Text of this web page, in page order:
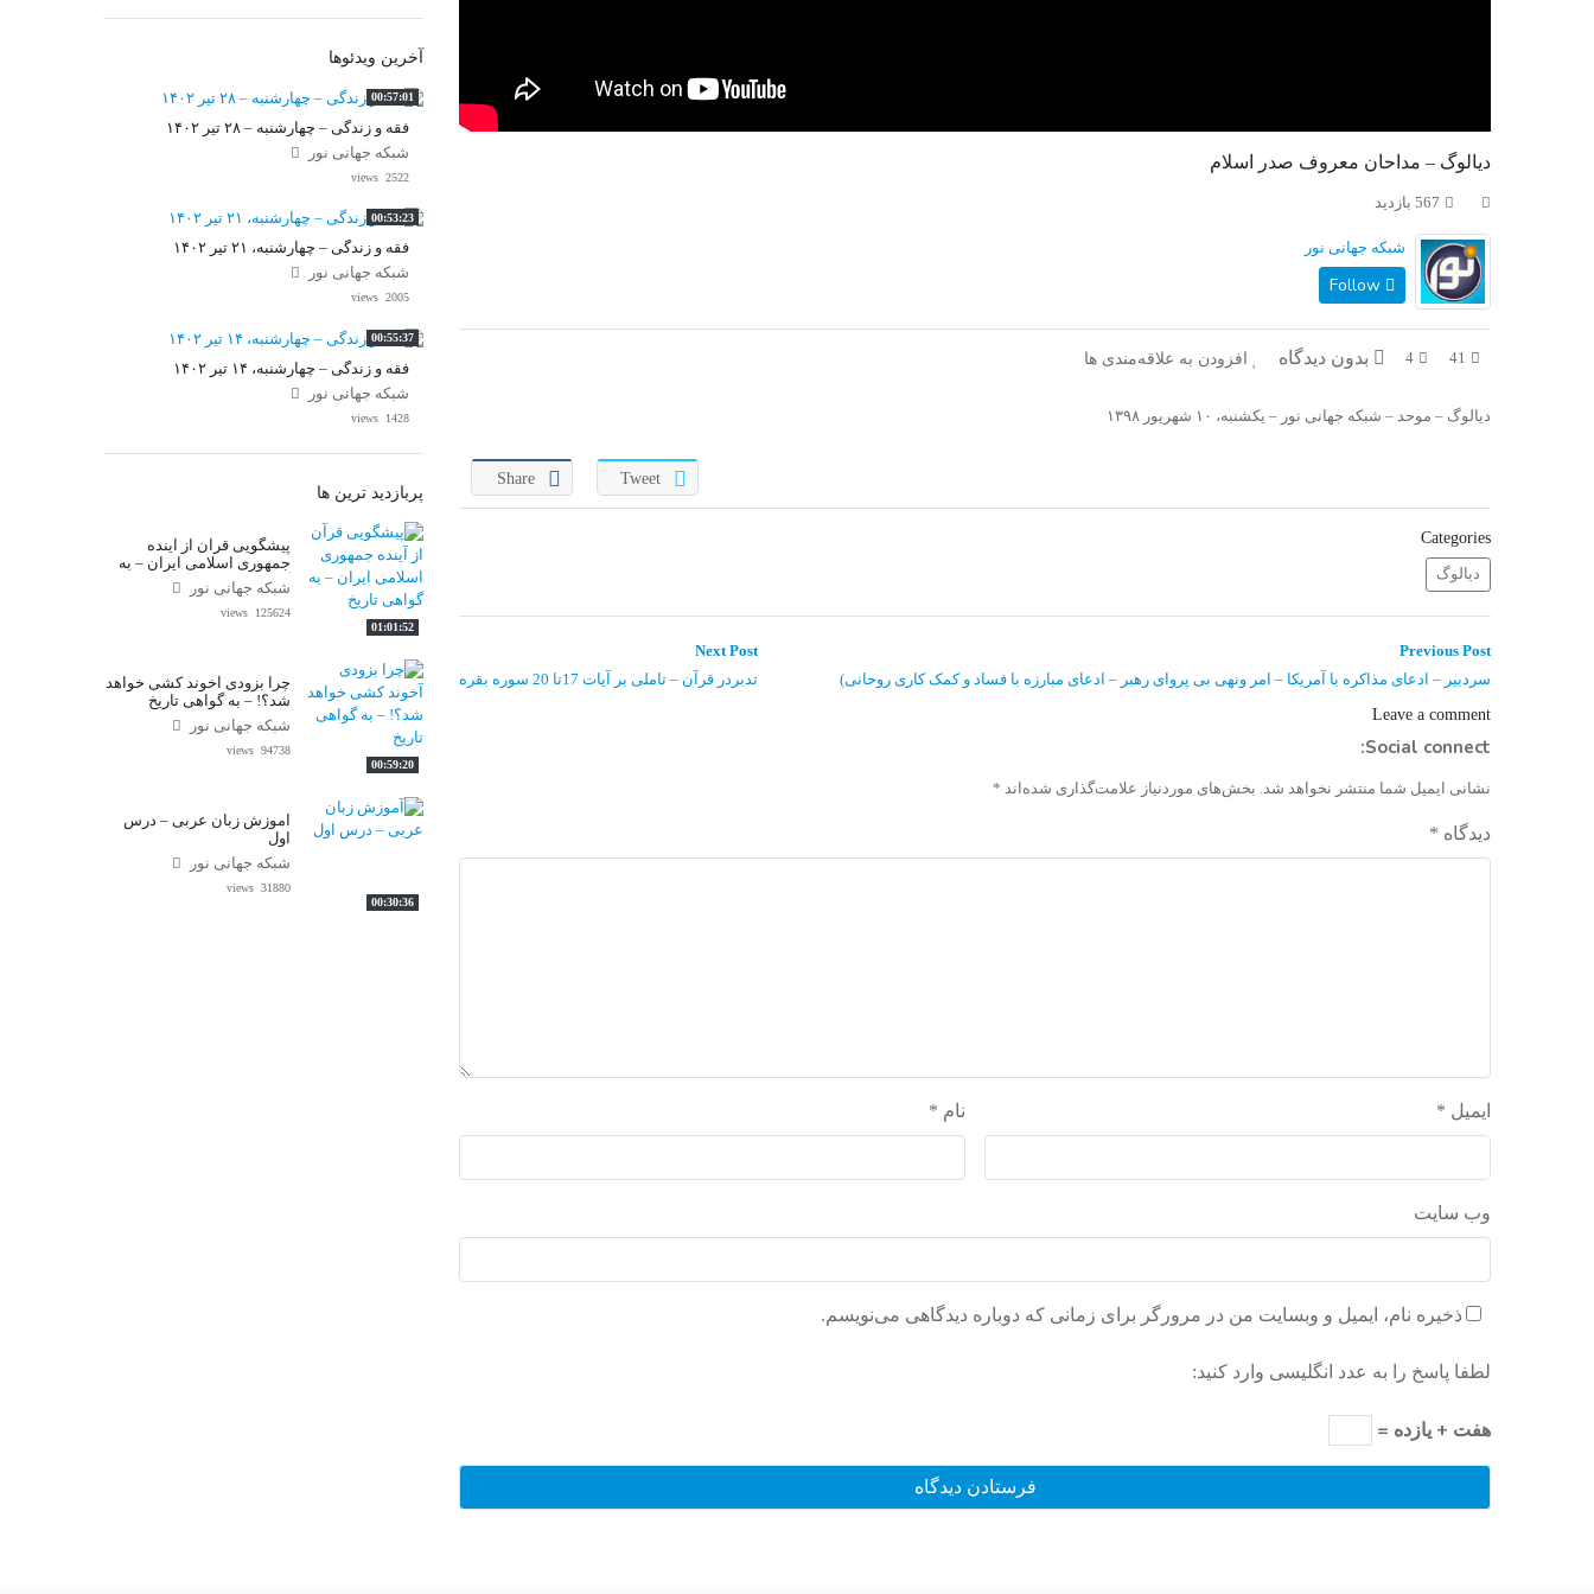
دیالوگ – مداحان معروف صدر اسلام
567 بازدید
شبکه جهانی نور
41
4 بدون دیدگاه افزودن به علاقه‌مندی ها
دیالوگ – موحد – شبکه جهانی نور – یکشنبه، ۱۰ شهریور ۱۳۹۸
Share Tweet
Categories
دیالوگ
راهبری
نوشته
Previous Post
Previous
سردبیر – ادعای مذاکره با آمریکا – امر ونهی بی پروای رهبر – ادعای مبارزه با فساد و کمک کاری روحانی)
Next Post
Next
post:
تدبردر قرآن – تاملی بر آیات 17تا 20 سوره بقره
Leave a comment
Social connect:
نشانی ایمیل شما منتشر نخواهد شد. بخش‌های موردنیاز علامت‌گذاری شده‌اند *
دیدگاه *
نام * ایمیل *
وب‌ سایت
ذخیره نام، ایمیل و وبسایت من در مرورگر برای زمانی که دوباره دیدگاهی می‌نویسم.
لطفا پاسخ را به عدد انگلیسی وارد کنید:
هفت + یازده =
آخرین ویدئوها
00:57:01
فقه و زندگی – چهارشنبه – ۲۸ تیر ۱۴۰۲
شبکه جهانی نور
2522 views
00:53:23
فقه و زندگی – چهارشنبه، ۲۱ تیر ۱۴۰۲
شبکه جهانی نور
2005 views
00:55:37
فقه و زندگی – چهارشنبه، ۱۴ تیر ۱۴۰۲
شبکه جهانی نور
1428 views
پربازدید ترین ها
01:01:52
پیشگویی قرآن از آینده
جمهوری اسلامی ایران – به
گواهی تاریخ
شبکه جهانی نور
125624 views
00:59:20
چرا بزودی آخوند کشی خواهد
شد؟! – به گواهی تاریخ
شبکه جهانی نور
94738 views
00:30:36
آموزش زبان عربی – درس
اول
شبکه جهانی نور
31880 views